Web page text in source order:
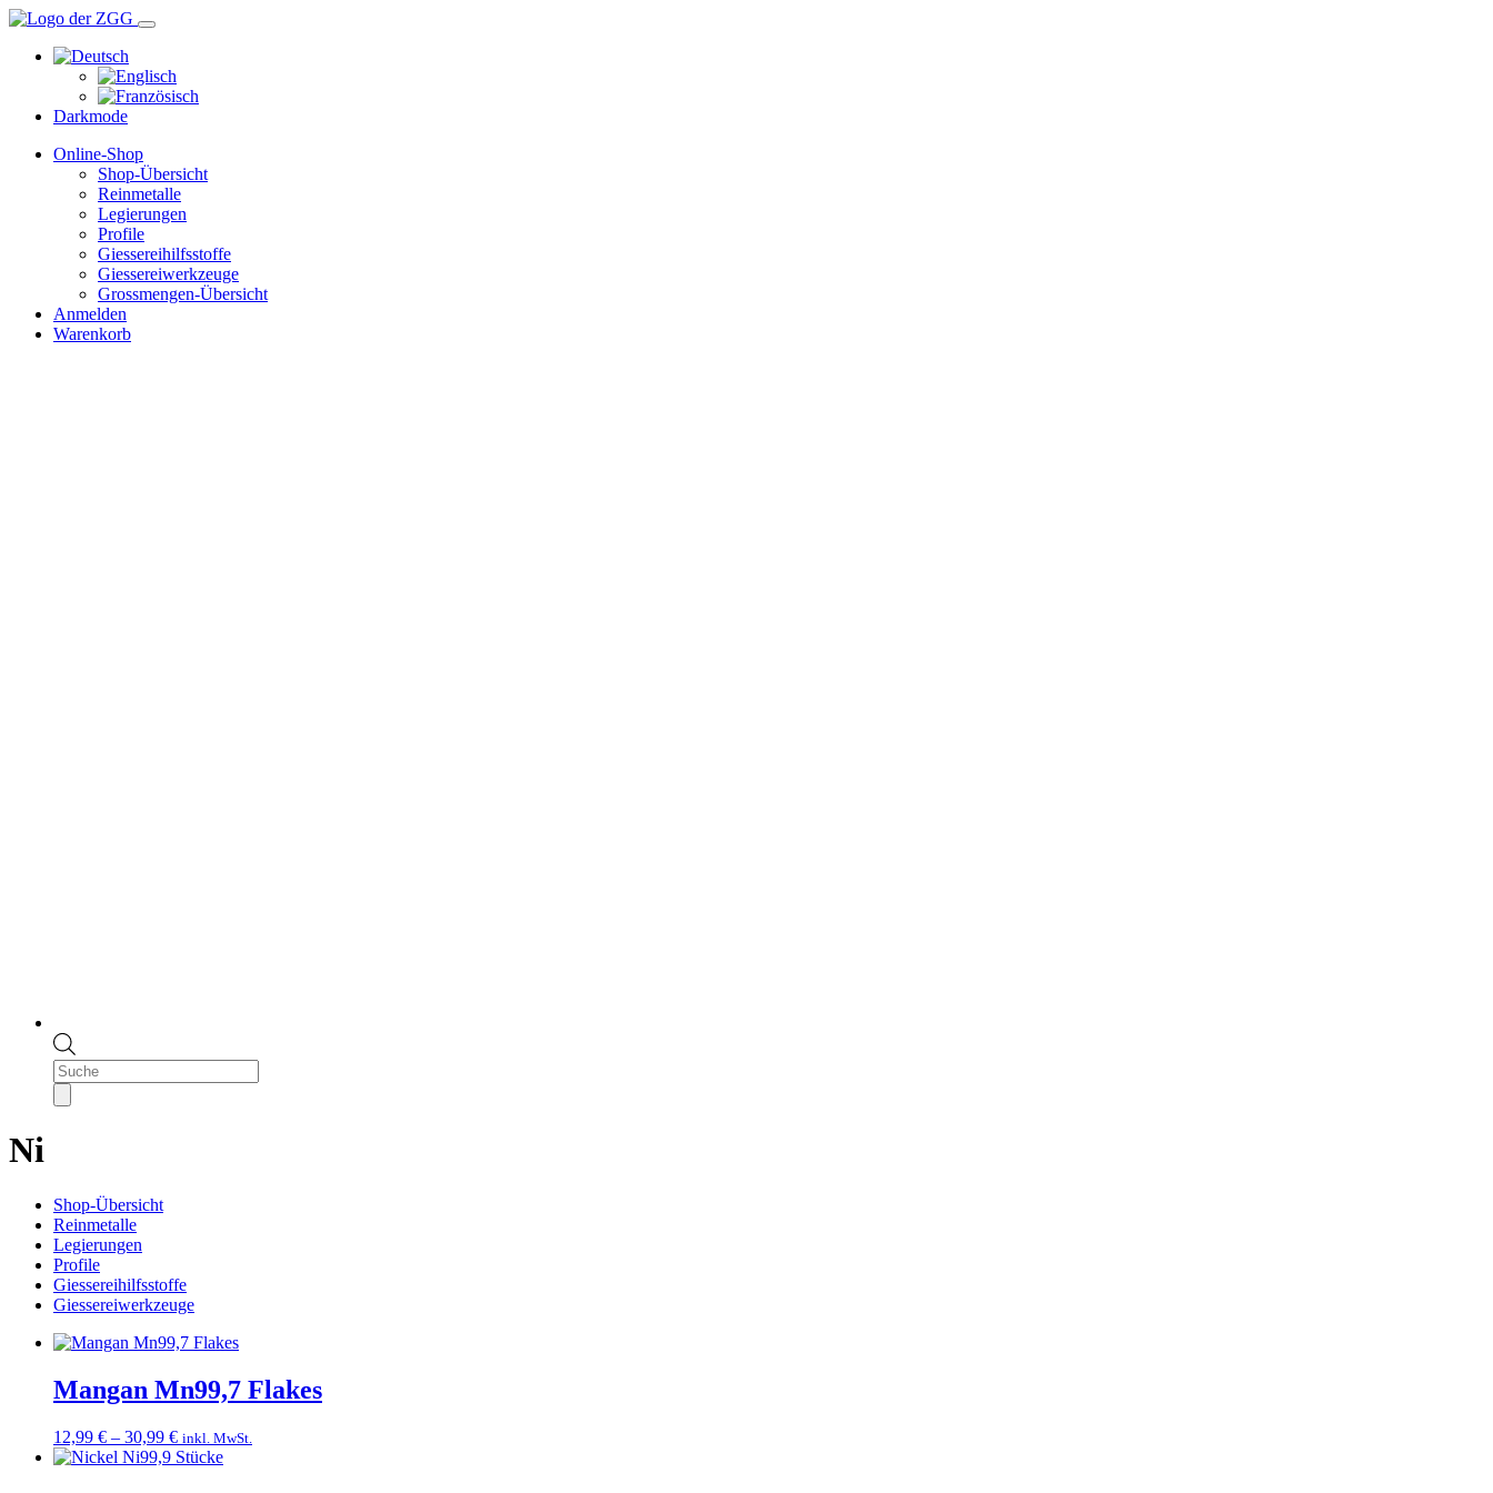
Darkmode
Online-Shop
Shop-Übersicht
Reinmetalle
Legierungen
Profile
Giessereihilfsstoffe
Giessereiwerkzeuge
Grossmengen-Übersicht
Anmelden
Warenkorb
Products
search
Ni
Shop-Übersicht
Reinmetalle
Legierungen
Profile
Giessereihilfsstoffe
Giessereiwerkzeuge
Mangan Mn99,7 Flakes
12,99 € – 30,99 €Preisspanne:
12,99 €
inkl. MwSt.